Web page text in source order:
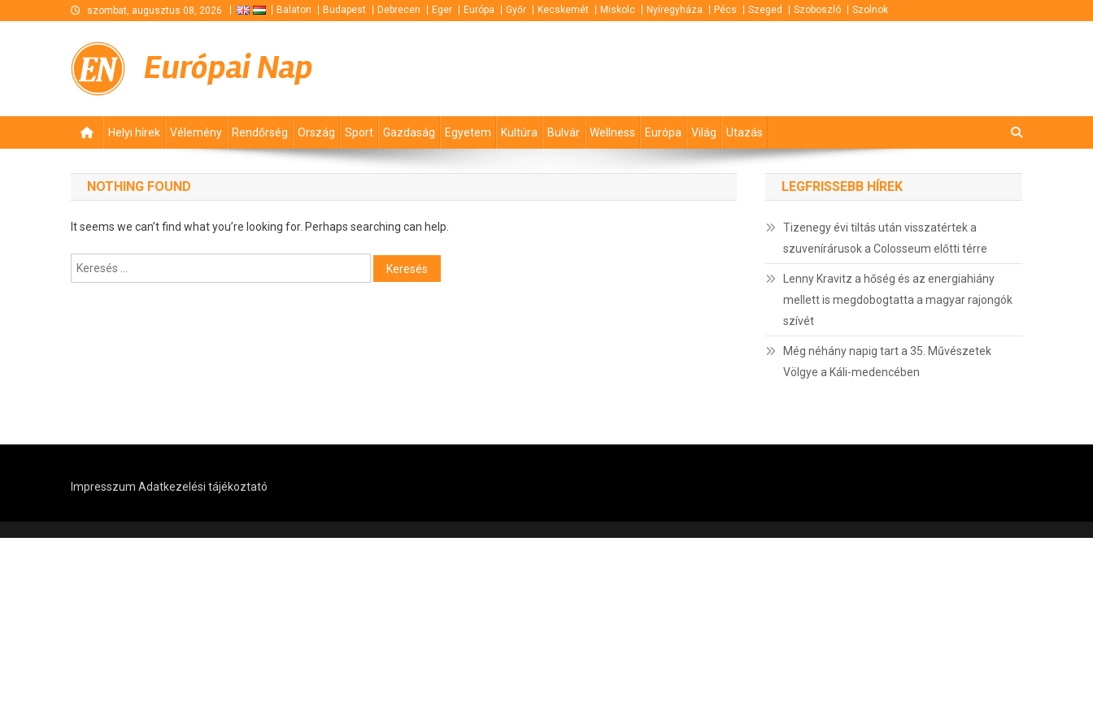
szombat, augusztus 08, 2026 Balaton Budapest Debrecen Eger Európa Győr Kecskemét Miskolc Nyíregyháza Pécs Szeged Szoboszló Szolnok
Európai Nap
Helyi hírek Vélemény Rendőrség Ország Sport Gazdaság Egyetem Kultúra Bulvár Wellness Európa Világ Utazás
NOTHING FOUND
It seems we can’t find what you’re looking for. Perhaps searching can help.
Keresés:
LEGFRISSEBB HÍREK
Tizenegy évi tiltás után visszatértek a
szuvenírárusok a Colosseum előtti térre
Lenny Kravitz a hőség és az energiahiány
mellett is megdobogtatta a magyar rajongók
szívét
Még néhány napig tart a 35. Művészetek
Völgye a Káli-medencében
Impresszum Adatkezelési tájékoztató